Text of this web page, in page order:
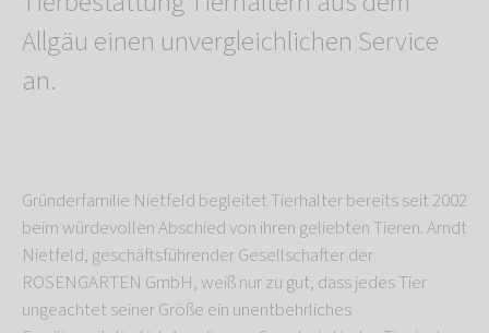
Allgäu einen unvergleichlichen Service
an.
Gründerfamilie Nietfeld begleitet Tierhalter bereits seit 2002
beim würdevollen Abschied von ihren geliebten Tieren. Arndt
Nietfeld, geschäftsführender Gesellschafter der
ROSENGARTEN GmbH, weiß nur zu gut, dass jedes Tier
ungeachtet seiner Größe ein unentbehrliches